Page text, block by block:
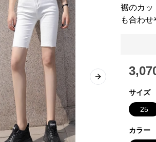
Next slide
裾のカッ
も合わせ
サイズ
25
カラー